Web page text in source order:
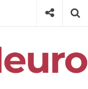
enter to search
Social